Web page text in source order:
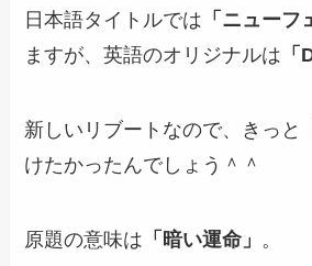
日本語タイトルでは 「ニューフ
ますが、英語のオリジナルは
新しいリブートなので、きっと
けたかったんでしょう＾＾
原題の意味は 「暗い運命」 。